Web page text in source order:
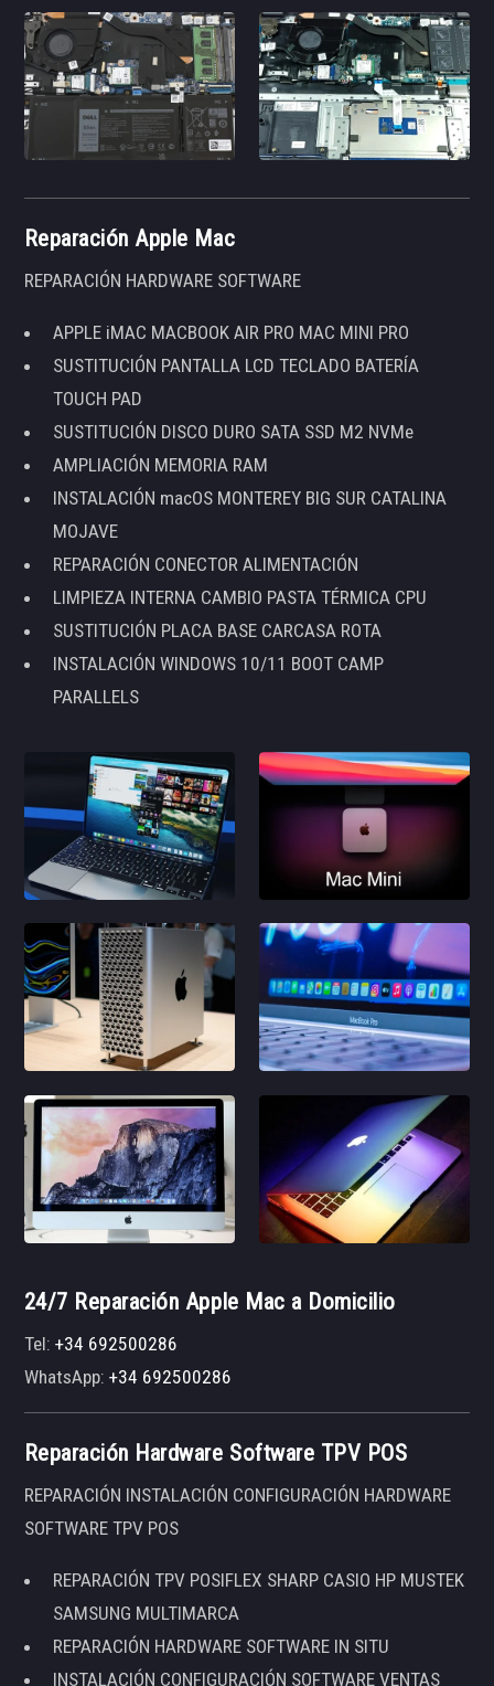
Reparación Apple Mac
REPARACIÓN HARDWARE SOFTWARE
APPLE iMAC MACBOOK AIR PRO MAC MINI PRO
SUSTITUCIÓN PANTALLA LCD TECLADO BATERÍA
TOUCH PAD
SUSTITUCIÓN DISCO DURO SATA SSD M2 NVMe
AMPLIACIÓN MEMORIA RAM
INSTALACIÓN macOS MONTEREY BIG SUR CATALINA
MOJAVE
REPARACIÓN CONECTOR ALIMENTACIÓN
LIMPIEZA INTERNA CAMBIO PASTA TÉRMICA CPU
SUSTITUCIÓN PLACA BASE CARCASA ROTA
INSTALACIÓN WINDOWS 10/11 BOOT CAMP
PARALLELS
24/7 Reparación Apple Mac a Domicilio
Tel:+34 692500286
WhatsApp:+34 692500286
Reparación Hardware Software TPV POS
REPARACIÓN INSTALACIÓN CONFIGURACIÓN HARDWARE
SOFTWARE TPV POS
REPARACIÓN TPV POSIFLEX SHARP CASIO HP MUSTEK
SAMSUNG MULTIMARCA
REPARACIÓN HARDWARE SOFTWARE IN SITU
INSTALACIÓN CONFIGURACIÓN SOFTWARE VENTAS